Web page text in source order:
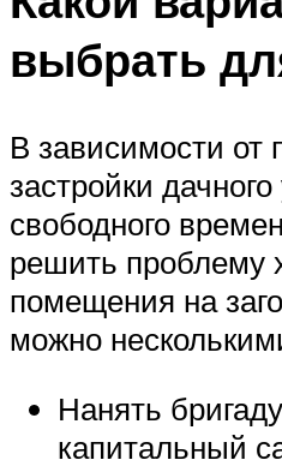
выбрать
В зависимости от
застройки
свободного
решить проблему
помещения на
можно
Нанять
капитальный